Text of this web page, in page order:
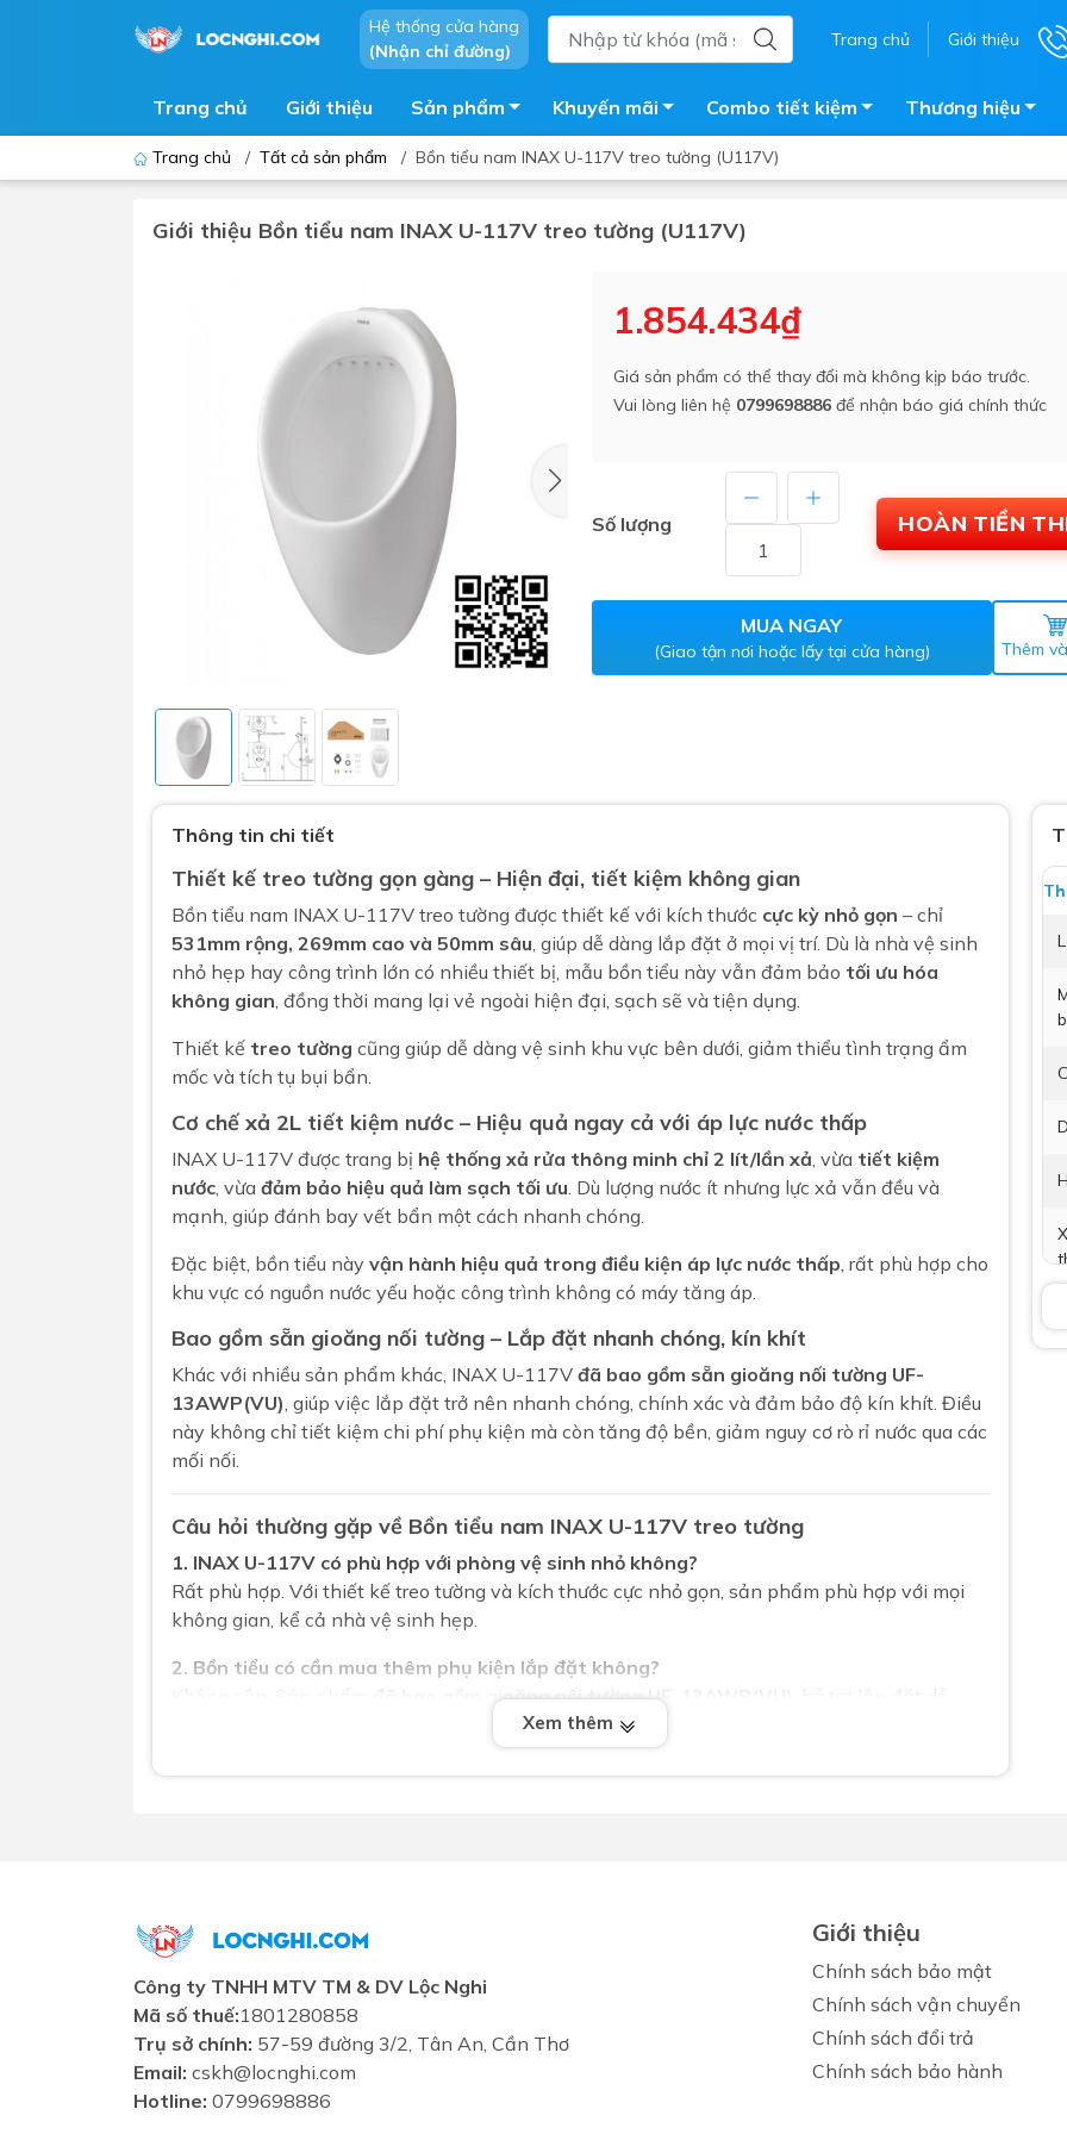
Hệ thống cửa hàng
(Nhận chỉ đường)
Trang chủ Giới thiệu
Trang chủ Giới thiệu Sản phẩm
Lavabo - Chậu rửa mặt
Vòi chậu - vòi hồ - vòi gắn tường
Lavabo tủ - Lavabo kính
Máy tắm nước nóng điện
Chậu giặt
Sen tắm âm tường
Bồn bảo ôn
Bồn nhựa tự hoại
Vòi pha nóng lạnh
Vật tư
Máy nước nóng gián tiếp
Phụ kiện nhà vệ sinh
Gương nhà vệ sinh - nhà tắm
Máy sấy tay
Nắp bồn cầu
Nắp điện tử
Combo bồn cầu nhà trọ giá rẻ
Combo thiết bị vệ sinh chính hãng
Combo Máy nước nóng năng lượng
mặt trời
Khuyến mãi Combo tiết kiệm Thương hiệu
Trang chủ / Tất cả sản phẩm / Bồn tiểu nam INAX U-117V treo tường (U117V)
Giới thiệu Bồn tiểu nam INAX U-117V treo tường (U117V)
1.854.434₫
Giá sản phẩm có thể thay đổi mà không kịp báo trước.
Vui lòng liên hệ 0799698886 để nhận báo giá chính thức
Số lượng HOÀN TIỀN
MUA NGAY
(Giao tận nơi hoặc lấy tại cửa hàng) Thêm
Thông tin chi tiết
Thiết kế treo tường gọn gàng – Hiện đại, tiết kiệm không gian
Bồn tiểu nam INAX U-117V treo tường được thiết kế với kích thước cực kỳ nhỏ gọn – chỉ
531mm rộng, 269mm cao và 50mm sâu, giúp dễ dàng lắp đặt ở mọi vị trí. Dù là nhà vệ sinh
nhỏ hẹp hay công trình lớn có nhiều thiết bị, mẫu bồn tiểu này vẫn đảm bảo tối ưu hóa
không gian, đồng thời mang lại vẻ ngoài hiện đại, sạch sẽ và tiện dụng.
Thiết kế treo tường cũng giúp dễ dàng vệ sinh khu vực bên dưới, giảm thiểu tình trạng ẩm
mốc và tích tụ bụi bẩn.
Cơ chế xả 2L tiết kiệm nước – Hiệu quả ngay cả với áp lực nước thấp
INAX U-117V được trang bị hệ thống xả rửa thông minh chỉ 2 lít/lần xả, vừa tiết kiệm
nước, vừa đảm bảo hiệu quả làm sạch tối ưu. Dù lượng nước ít nhưng lực xả vẫn đều và
mạnh, giúp đánh bay vết bẩn một cách nhanh chóng.
Đặc biệt, bồn tiểu này vận hành hiệu quả trong điều kiện áp lực nước thấp, rất phù hợp cho
khu vực có nguồn nước yếu hoặc công trình không có máy tăng áp.
Bao gồm sẵn gioăng nối tường – Lắp đặt nhanh chóng, kín khít
Khác với nhiều sản phẩm khác, INAX U-117V đã bao gồm sẵn gioăng nối tường UF-
13AWP(VU), giúp việc lắp đặt trở nên nhanh chóng, chính xác và đảm bảo độ kín khít. Điều
này không chỉ tiết kiệm chi phí phụ kiện mà còn tăng độ bền, giảm nguy cơ rò rỉ nước qua các
mối nối.
Câu hỏi thường gặp về Bồn tiểu nam INAX U-117V treo tường
1. INAX U-117V có phù hợp với phòng vệ sinh nhỏ không?
Rất phù hợp. Với thiết kế treo tường và kích thước cực nhỏ gọn, sản phẩm phù hợp với mọi
không gian, kể cả nhà vệ sinh hẹp.
2. Bồn tiểu có cần mua thêm phụ kiện lắp đặt không?
đã bao gồm gioăng nối tường UF-13AWP(VU)
3. Xả 2L có đủ sạch không?
5. Có thể kết hợp với hệ thống xả cảm ứng không?
Có thể. Sản phẩm tương thích với các hệ thống xả tay hoặc cảm ứng tùy theo cấu hình lắp
đặt.
6. Sứ có chống bám bẩn không?
Có. Mặt sứ sáng bóng, dễ vệ sinh, chống ố và giữ sạch lâu dài trong điều kiện sử dụng thường
xuyên.
Xem thêm
Công ty TNHH MTV TM & DV Lộc Nghi
Mã số thuế:1801280858
Trụ sở chính: 57-59 đường 3/2, Tân An, Cần Thơ
Email: cskh@locnghi.com
Hotline: 0799698886
Giới thiệu
Chính sách bảo mật
Chính sách vận chuyển
Chính sách đổi trả
Chính sách bảo hành